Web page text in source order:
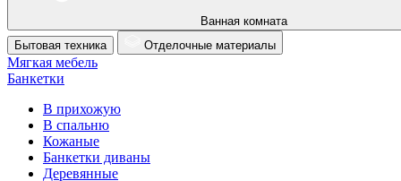
Ванная комната
Бытовая техника
Отделочные материалы
Мягкая мебель
Банкетки
В прихожую
В спальню
Кожаные
Банкетки диваны
Деревянные